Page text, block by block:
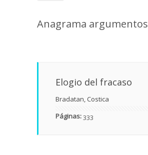
Anagrama argumentos
Elogio del fracaso
Bradatan, Costica
Páginas:333